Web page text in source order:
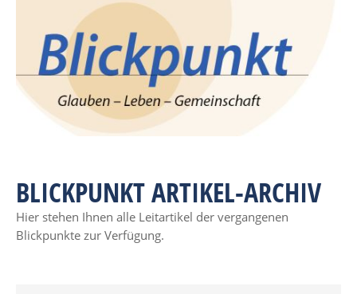
BLICKPUNKT ARTIKEL-ARCHIV
Hier stehen Ihnen alle Leitartikel der vergangenen
Blickpunkte zur Verfügung.